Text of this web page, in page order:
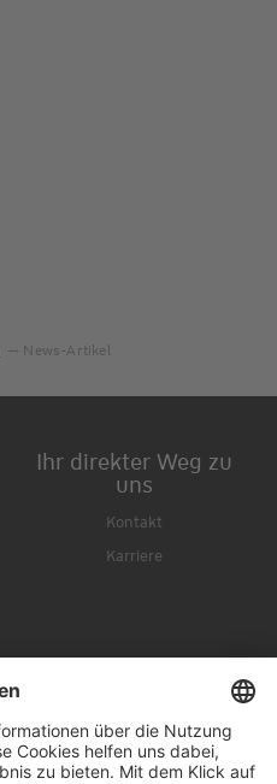
News-Artikel
Ihr direkter Weg zu
uns
Kontakt
Karriere